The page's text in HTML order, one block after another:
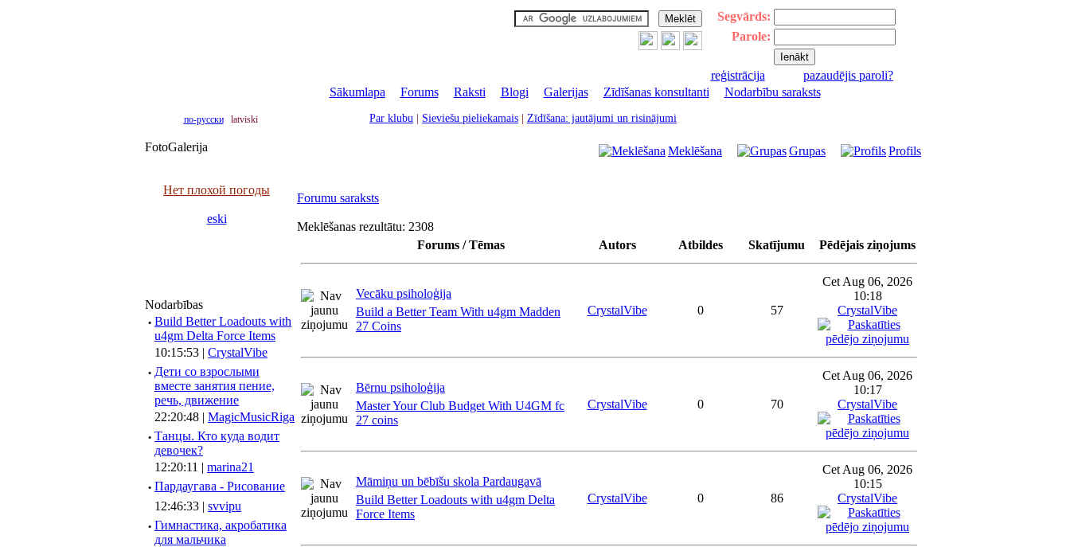
Segvārds:
Parole:
reģistrācija
pazaudējis paroli?
Sākumlapa
Forums| Raksti Blogi Galerijas| Zīdīšanas konsultanti Nodarbību saraksts
по-русски latviski Par klubu Sieviešu pieliekamais Zīdīšana: jautājumi un risinājumi
FotoGalerija
Нет плохой погоды
eski
Nodarbības
· Build Better Loadouts with
u4gm Delta Force Items
10:15:53 | CrystalVibe
· Дети со взрослыми
вместе занятия пение,
речь, движение
22:20:48 | MagicMusicRiga
· Танцы. Кто куда водит
девочек?
12:20:11 | marina21
· Пардаугава - Рисование
12:46:33 | svvipu
· Гимнастика, акробатика
для мальчика
Meklēšana Grupas Profils
Forumu saraksts
Meklēšanas rezultātu: 2308
Forums / Tēmas
Autors Atbildes Skatījumu Pēdējais ziņojums
Vecāku psiholoģija
Build a Better Team With u4gm Madden
27 Coins
CrystalVibe 0 57
Cet Aug 06, 2026
10:18
CrystalVibe
Bērnu psiholoģija
Master Your Club Budget With U4GM fc
27 coins
CrystalVibe 0 70
Cet Aug 06, 2026
10:17
CrystalVibe
Māmiņu un bēbīšu skola Pardaugavā
Build Better Loadouts with u4gm Delta
Force Items
CrystalVibe 0 86
Cet Aug 06, 2026
10:15
CrystalVibe